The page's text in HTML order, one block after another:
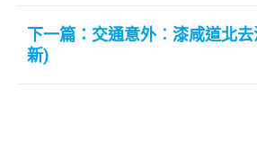
下一篇：交通意外︰漆咸道北
新)